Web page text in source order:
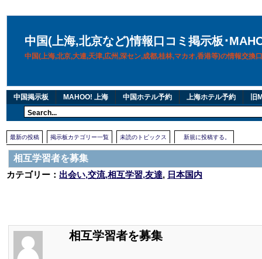
中国(上海,北京など)情報口コミ掲示板･
中国(上海,北京,大連,天津,広州,深セン,成都,桂林,マカオ,香港等)の情報交換
中国掲示板 MAHOO! 上海 中国ホテル予約 上海ホテル予約 旧
最新の投稿 掲示板カテゴリー一覧 未読のトピックス 新規に投稿する。
相互学習者を募集
カテゴリー： 出会い,交流,相互学習,友達, 日本国内
相互学習者を募集